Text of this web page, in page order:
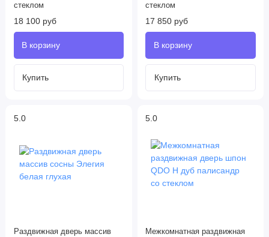
стеклом
18 100 руб
стеклом
17 850 руб
5.0
Раздвижная дверь массив
5.0
Межкомнатная раздвижная